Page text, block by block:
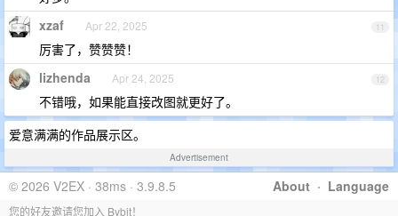
11
xzaf Apr 22, 2025
厉害了，赞赞赞！
12
lizhenda Apr 24, 2025
不错哦，如果能直接改图就更好了。
爱意满满的作品展示区。
Advertisement
About · Language
© 2026 V2EX · 38ms · 3.9.8.5
您的好友邀请您加入 Bybit！